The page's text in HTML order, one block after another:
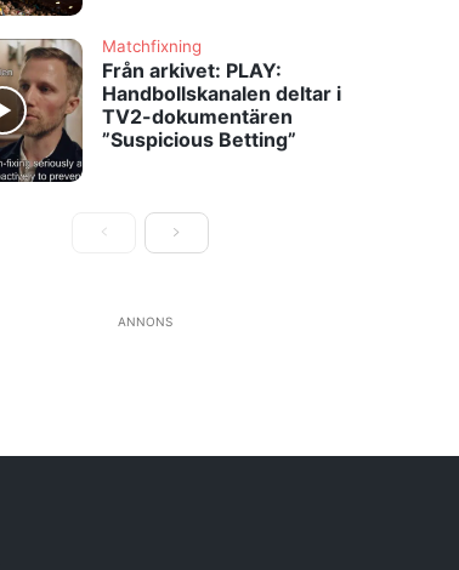
Matchfixning
Från arkivet: PLAY:
Handbollskanalen deltar i
TV2-dokumentären
”Suspicious Betting”
ANNONS